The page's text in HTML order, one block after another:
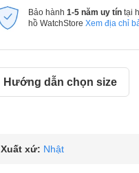
Bảo hành 1-5 năm uy tín tại
hồ WatchStore Xem địa chỉ
Hướng dẫn chọn size
Xuất xứ: Nhật